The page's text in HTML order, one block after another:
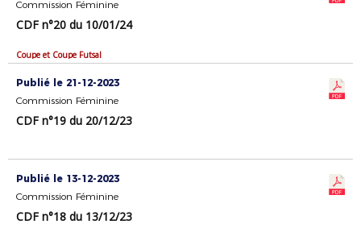
Commission Féminine
CDF n°20 du 10/01/24
Coupe et Coupe Futsal
Publié le 21-12-2023
Commission Féminine
CDF n°19 du 20/12/23
Publié le 13-12-2023
Commission Féminine
CDF n°18 du 13/12/23